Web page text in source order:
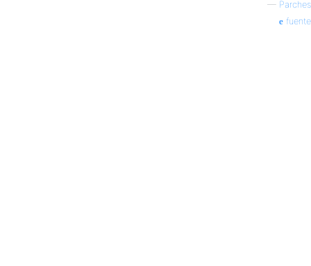
— Parches
fuente